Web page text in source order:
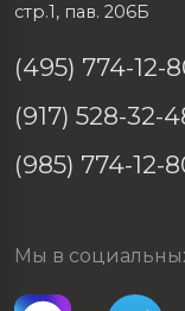
стр.1, пав. 206Б
(495) 774-12-
(917) 528-32-
(985) 774-12-
Мы в